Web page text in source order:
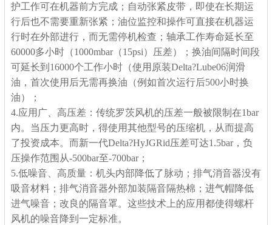
护工作可在机器前方完成；自动张紧皮带，即使在长期运
行后也不需要重新张紧；油位监控和操作可直接在机器运
行时在外部进行，而无需停机检查；轴承工作寿命延长至
60000多小时（1000mbar（15psi）压差）；换油间隔时间段
可延长到16000个工作小时（使用原装Delta?Lube06润滑
油，首次使用后无需再换油（例如首次运行后500小时换
油）；
4.应用广、高压差：传统罗茨风机的压差一般被限制在1bar
内。当压力更高时，得使用其他型号的压缩机，从而提高
了投资成本。而新一代Delta?HyJGRid压差可达1.5bar，负
压操作范围从-500bar至-700bar；
5.低噪音、高质量：机头内部降低了脉动；排气消音器没有
吸音材料；排气消音器外部加装隔音隔热棉；进气帽降低
进气噪音；改良的隔音罩。这些技术上的应用都使得螺杆
风机的噪音降到一定标准。